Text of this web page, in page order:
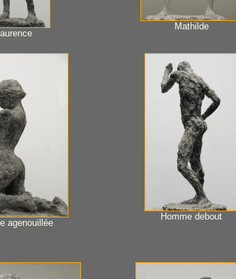
Mathilde
agenouillée
Homme debout